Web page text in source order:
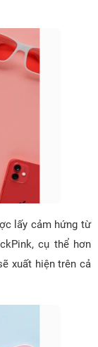
lấy cảm hứng từ
cụ thể hơn
xuất hiện trên cả